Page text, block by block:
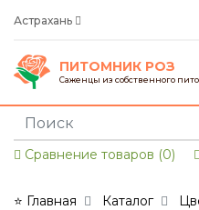
Астрахань
ПИТОМНИК РОЗ
Саженцы из собственного
Сравнение товаров (0)
⭐ Главная Каталог